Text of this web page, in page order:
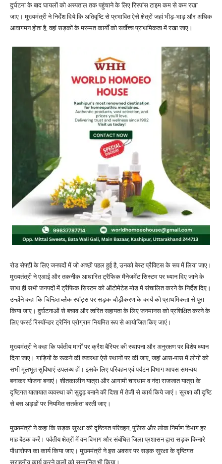
दुर्घटना के बाद घायलों को अस्पताल तक पहुंचाने के लिए रिस्पांस टाइम कम से कम रखा
जाए। मुख्यमंत्री ने निर्देश दिये कि अतिवृष्टि से प्रभावित ऐसे क्षेत्रों जहां भीड़-भाड़ और अधिक
आवागमन होता है, वहां सड़कों के मरम्मत कार्यों को सर्वाेच्च प्राथमिकता में रखा जाए।
रोड सेफ्टी के लिए जनपदों में जो अच्छी पहल हुई है, उनको बेस्ट प्रैक्टिस के रूप में लिया जाए।
मुख्यतंत्री ने एआई और तकनीक आधारित ट्रैफिक मैनेजमेंट सिस्टम पर ध्यान दिए जाने के
साथ ही सभी जनपदों में ट्रैफिक सिस्टम को ऑटोमेटेड मोड में संचालित करने के निर्देश दिए।
उन्होंने कहा कि चिन्हित ब्लैक स्पॉट्स पर सड़क चौड़ीकरण के कार्य को प्राथमिकता से पूरा
किया जाए। दुर्घटनाओं से बचाव और त्वरित सहायता के लिए जनमानस को प्रशिक्षित करने के
लिए फर्स्ट रिस्पॉन्डर ट्रेनिंग प्रोग्राम नियमित रूप से आयोजित किए जाएं।
मुख्यमंत्री ने कहा कि पर्वतीय मार्गों पर क्रैश बैरियर की स्थापना और अनुरक्षण पर विशेष ध्यान
दिया जाए। गाड़ियों के रूकने की व्यवस्था ऐसे स्थानों पर की जाए, जहां आस-पास में लोगों को
सभी मूलभूत सुविधाएं उपलब्ध हों। इसके लिए परिवहन एवं पर्यटन विभाग आपस समन्वय
बनाकर योजना बनाएं। शीतकालीन यात्रा और आगामी चारधाम व नंदा राजजात यात्रा के
दृष्टिगत यातायात व्यवस्था को सुदृ़ढ़ बनाने की दिशा में तेजी से कार्य किये जाएं। सुरक्षा की दृष्टि
से बस अड्डों पर नियमित सतर्कता बरती जाए।
मुख्यमंत्री ने कहा कि सड़क सुरक्षा की दृष्टिगत परिवहन, पुलिस और लोक निर्माण विभाग हर
माह बैठक करें। पर्वतीय क्षेत्रों में वन विभाग और संबंधित जिला प्रशासन द्वारा सड़क किनारे
पौधारोपण का कार्य किया जाए। मुख्यमंत्री ने इस अवसर पर सड़क सुरक्षा के दृष्टिगत
सराहनीय कार्य करने वालों को सम्मानित भी किया।